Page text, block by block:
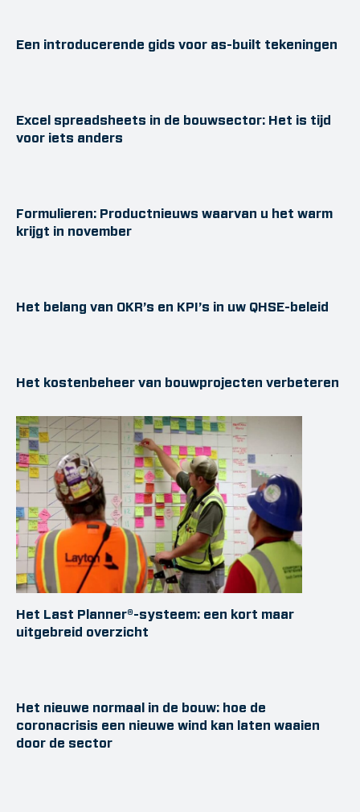
Een introducerende gids voor as-built tekeningen
Excel spreadsheets in de bouwsector: Het is tijd
voor iets anders
Formulieren: Productnieuws waarvan u het warm
krijgt in november
Het belang van OKR’s en KPI’s in uw QHSE-beleid
Het kostenbeheer van bouwprojecten verbeteren
Het Last Planner®-systeem: een kort maar
uitgebreid overzicht
Het nieuwe normaal in de bouw: hoe de
coronacrisis een nieuwe wind kan laten waaien
door de sector